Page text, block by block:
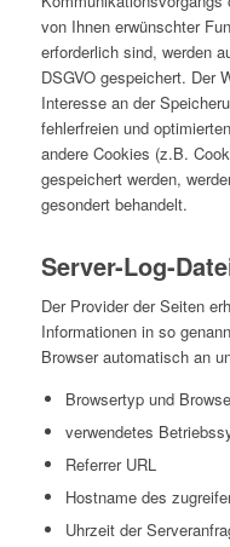
von Ihnen erwünschter
erforderlich sind, werden
DSGVO gespeichert. Der
Interesse an der
fehlerfreien und
andere Cookies (z.B.
gespeichert werden,
gesondert behandelt.
Server-Log-
Der Provider der Seiten
Informationen in so
Browser automatisch an
Browsertyp und
verwendetes
Referrer URL
Hostname des
Uhrzeit der